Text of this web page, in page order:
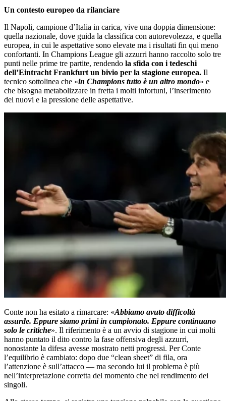
Un contesto europeo da rilanciare
Il Napoli, campione d’Italia in carica, vive una doppia dimensione:
quella nazionale, dove guida la classifica con autorevolezza, e quella
europea, in cui le aspettative sono elevate ma i risultati fin qui meno
confortanti. In Champions League gli azzurri hanno raccolto solo tre
punti nelle prime tre partite, rendendo la sfida con i tedeschi
dell’Eintracht Frankfurt un bivio per la stagione europea. Il
tecnico sottolinea che «in Champions tutto è un altro mondo» e
che bisogna metabolizzare in fretta i molti infortuni, l’inserimento
dei nuovi e la pressione delle aspettative.
Conte non ha esitato a rimarcare: «Abbiamo avuto difficoltà
assurde. Eppure siamo primi in campionato. Eppure continuano
solo le critiche». Il riferimento è a un avvio di stagione in cui molti
hanno puntato il dito contro la fase offensiva degli azzurri,
nonostante la difesa avesse mostrato netti progressi. Per Conte
l’equilibrio è cambiato: dopo due “clean sheet” di fila, ora
l’attenzione è sull’attacco — ma secondo lui il problema è più
nell’interpretazione corretta del momento che nel rendimento dei
singoli.